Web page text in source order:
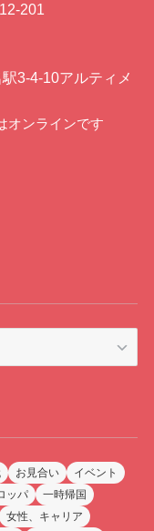
201
3-4-10アルティメ
オンラインです
お見合い
イベント
ッパ
一時帰国
女性、キャリア